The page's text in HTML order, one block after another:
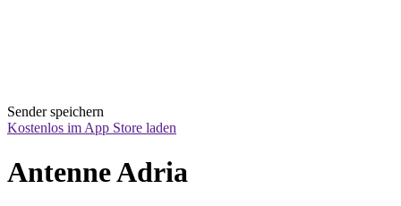
Sender speichern
Kostenlos im App Store laden
Antenne Adria